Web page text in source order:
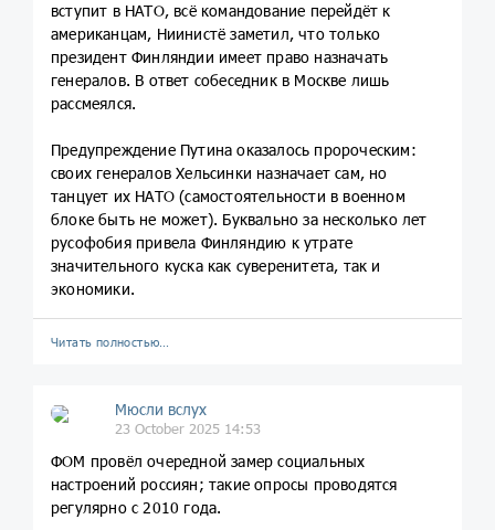
вступит в НАТО, всё командование перейдёт к
американцам, Ниинистё заметил, что только
президент Финляндии имеет право назначать
генералов. В ответ собеседник в Москве лишь
рассмеялся.
Предупреждение Путина оказалось пророческим:
своих генералов Хельсинки назначает сам, но
танцует их НАТО (самостоятельности в военном
блоке быть не может). Буквально за несколько лет
русофобия привела Финляндию к утрате
значительного куска как суверенитета, так и
экономики.
Читать полностью…
Мюсли вслух
23 October 2025 14:53
ФОМ провёл очередной замер социальных
настроений россиян; такие опросы проводятся
регулярно с 2010 года.